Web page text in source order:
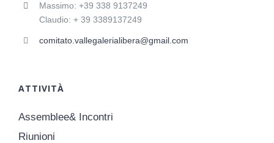
Massimo: +39 338 9137249
Claudio: + 39 3389137249
comitato.vallegalerialibera@gmail.com
ATTIVITÀ
Assemblee& Incontri
Riunioni